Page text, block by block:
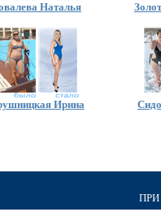
Наталья
Ирина
ПРИ